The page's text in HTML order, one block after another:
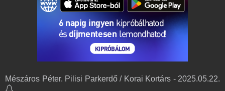
Mészáros Péter. Pilisi Parkerdő / Korai Kortárs - 2025.05.22.